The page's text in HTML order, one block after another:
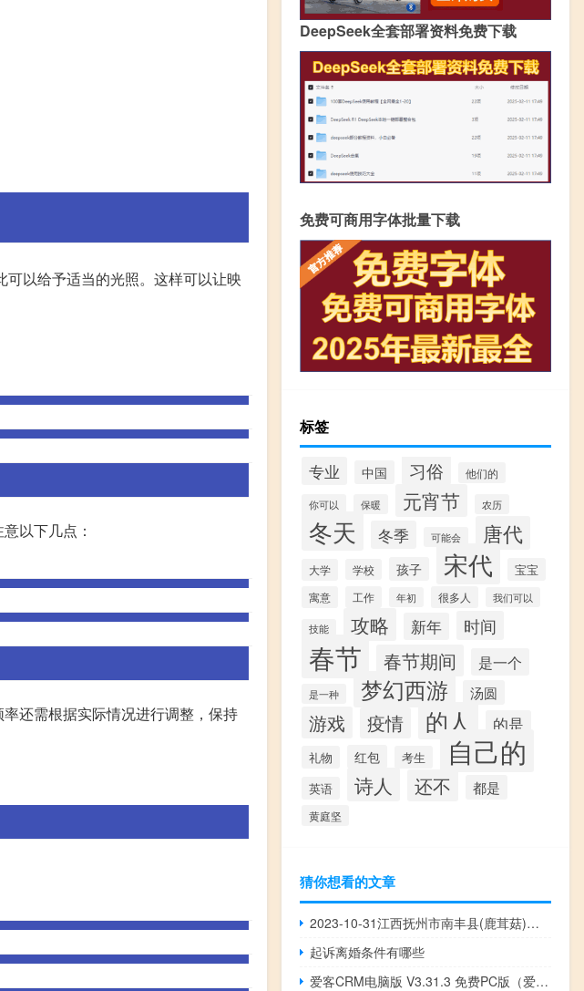
可以给予适当的光照。这样可以让映
以下几点：
还需根据实际情况进行调整，保持
DeepSeek全套部署资料免费下载
免费可商用字体批量下载
标签
专业 中国 习俗 他们的
你可以 保暖 元宵节 农历
冬天 冬季 可能会 唐代
大学 学校 孩子 宋代 宝宝
寓意 工作 年初 很多人 我们可以
技能 攻略 新年 时间
春节 春节期间 是一个
是一种 梦幻西游 汤圆
游戏 疫情 的人 的是
礼物 红包 考生 自己的
英语 诗人 还不 都是
黄庭坚
猜你想看的文章
2023-10-31江西抚州市南丰县(鹿茸菇)的报价是多少
起诉离婚条件有哪些
爱客CRM电脑版 V3.31.3 免费PC版（爱客CRM电脑版 V3.31.3 免费PC版功能简介）